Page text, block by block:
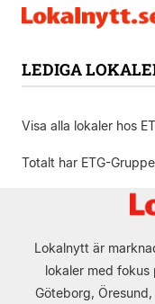
LEDIGA
Visa alla lokaler hos
Totalt har ETG-
Lokalnytt är
lokaler med fokus
Göteborg,